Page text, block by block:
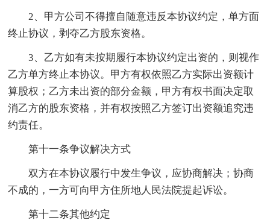
2、甲方公司不得擅自随意违反本协议约定，单方面
终止协议，剥夺乙方股东资格。
3、乙方如有未按期履行本协议约定出资的，则视作
乙方单方终止本协议。甲方有权依照乙方实际出资额计
算股权；乙方未出资的部分金额，甲方有权书面决定取
消乙方的股东资格，并有权按照乙方签订出资额追究违
约责任。
第十一条争议解决方式
双方在本协议履行中发生争议，应协商解决；协商
不成的，一方可向甲方住所地人民法院提起诉讼。
第十二条其他约定